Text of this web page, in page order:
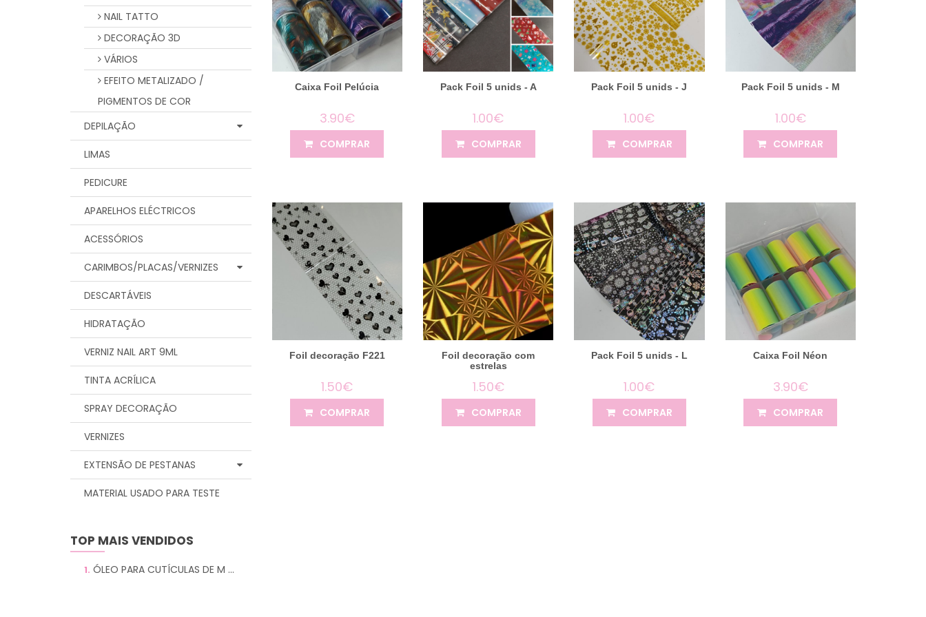
NAIL TATTO
DECORAÇÃO 3D
VÁRIOS
EFEITO METALIZADO /
PIGMENTOS DE COR
DEPILAÇÃO
LIMAS
PEDICURE
APARELHOS ELÉCTRICOS
ACESSÓRIOS
CARIMBOS/PLACAS/VERNIZES
DESCARTÁVEIS
HIDRATAÇÃO
VERNIZ NAIL ART 9ML
TINTA ACRÍLICA
SPRAY DECORAÇÃO
VERNIZES
EXTENSÃO DE PESTANAS
MATERIAL USADO PARA TESTE
TOP MAIS VENDIDOS
1. ÓLEO PARA CUTÍCULAS DE M ...
Caixa Foil Pelúcia
3.90€
COMPRAR
Pack Foil 5 unids - A
1.00€
COMPRAR
Pack Foil 5 unids - J
1.00€
COMPRAR
Pack Foil 5 unids - M
1.00€
COMPRAR
Foil decoração F221
1.50€
COMPRAR
Foil decoração com
estrelas
1.50€
COMPRAR
Pack Foil 5 unids - L
1.00€
COMPRAR
Caixa Foil Néon
3.90€
COMPRAR